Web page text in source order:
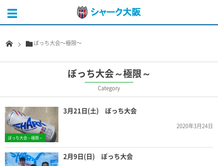
ぼっち大会～極限～
ぼっち大会～極限～
Category
ぼっち大会～極限～
3月21日(土) ぼっち大会
2020年3月24日
2月9日(日) ぼっち大会